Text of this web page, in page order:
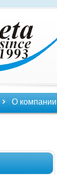
О компании